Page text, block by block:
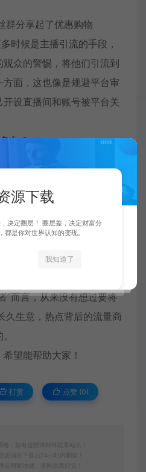
群分享起了优惠购物
时候是主播引流的手段，
众的警惕，将他们引流到
面，这也像是规避平台审
设直播间和账号被平台关
久？
平台监管的空窗期，将流
量沉淀后再进行变现，才
“蹭”其他流量，继续薅一
量起来时，就有商家做过
”而言，从来没有想过要将
久生意，热点背后的流量商
望能帮助大家！
打赏 点赞 (0)
，如有侵权请邮件联系站长！
必须在下载后24小时内删除！
反国家法律。否则后果自负！
源下载
决定圈层！ 圈层差，决定财富分
都是你对世界认知的变现。
我知道了